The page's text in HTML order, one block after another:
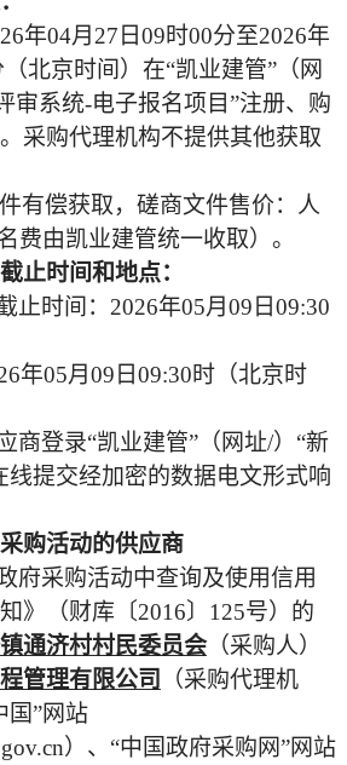
年04月 27 日09时00分至2026年
（北京时间）在“凯业建管”（网
审系统-电子报名项目”注册、购
采购代理机构不提供其他获取
有偿获取， 磋商文件售价：人
费由凯业建管统一收取）。
止时间和地点：
止时间： 2026年05月 09 日09:30
年05月 09 日09:30时（北京时
商登录“凯业建管”（网址/）“新
线提交经加密的数据电文形式响
购活动的供应商
府采购活动中查询及使用信用
》（财库〔2016〕125号）的
通济村村民委员会（采购人）
管理有限公司
（采购代理机
国”网站
）、“中国政府采购网”网站